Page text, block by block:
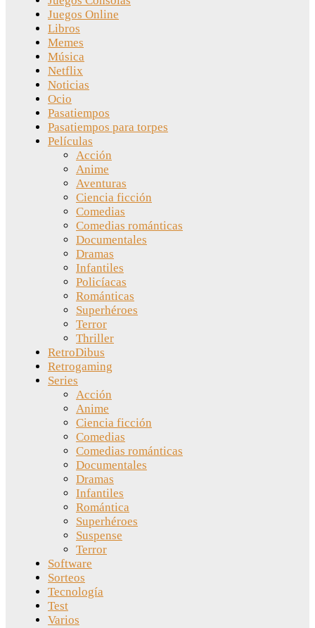
Juegos Online
Libros
Memes
Música
Netflix
Noticias
Ocio
Pasatiempos
Pasatiempos para torpes
Películas
Acción
Anime
Aventuras
Ciencia ficción
Comedias
Comedias románticas
Documentales
Dramas
Infantiles
Policíacas
Románticas
Superhéroes
Terror
Thriller
RetroDibus
Retrogaming
Series
Acción
Anime
Ciencia ficción
Comedias
Comedias románticas
Documentales
Dramas
Infantiles
Romántica
Superhéroes
Suspense
Terror
Software
Sorteos
Tecnología
Test
Varios